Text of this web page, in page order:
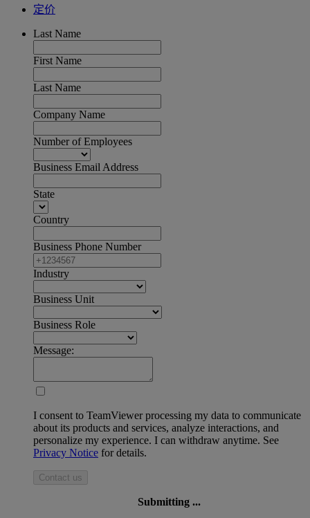
定价
Last Name
First Name
Last Name
Company Name
Number of Employees
Business Email Address
State
Country
Business Phone Number
Industry
Business Unit
Business Role
Message:
I consent to TeamViewer processing my data to communicate
about its products and services, analyze interactions, and
personalize my experience. I can withdraw anytime. See
Privacy Notice for details.
Contact us
Submitting ...